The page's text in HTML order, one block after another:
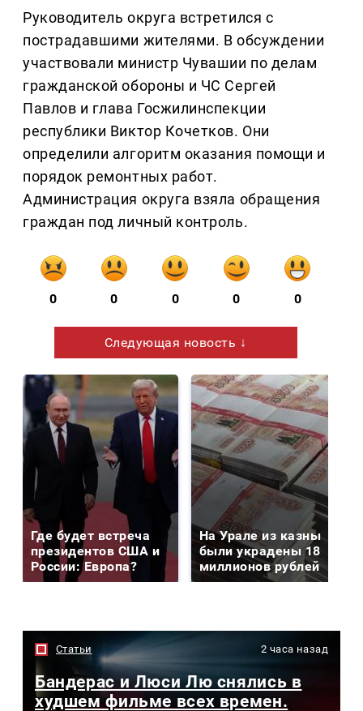
Руководитель округа встретился с
пострадавшими жителями. В обсуждении
участвовали министр Чувашии по делам
гражданской обороны и ЧС Сергей
Павлов и глава Госжилинспекции
республики Виктор Кочетков. Они
определили алгоритм оказания помощи и
порядок ремонтных работ.
Администрация округа взяла обращения
граждан под личный контроль.
0 0 0 0 0
Следующая новость ↓
Где будет встреча
президентов США и
России: Европа?
На Урале из казны
были украдены 18
миллионов рублей
Статьи 2 часа назад
Бандерас и Люси Лю снялись в
худшем фильме всех времен.